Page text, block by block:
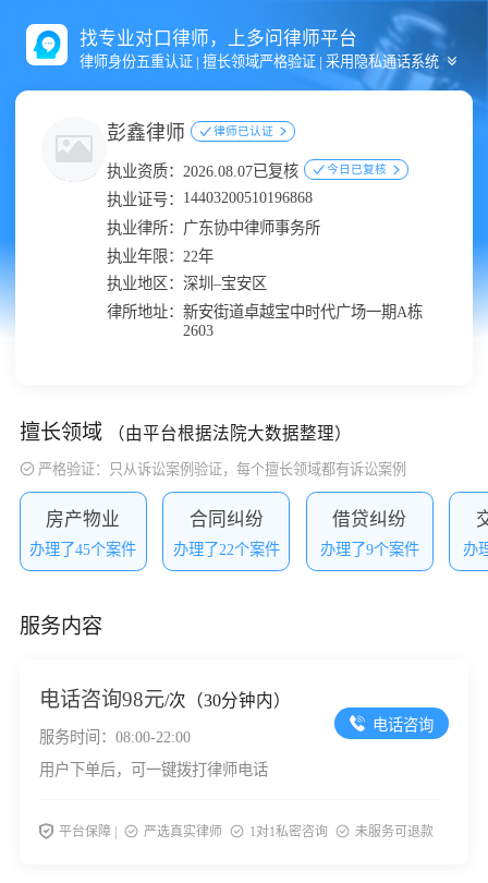
找专业对口律师，上多问律师平台
律师身份五重认证 | 擅长领域严格验证 | 采用隐私通话系统
彭鑫律师 律师已认证
执业资质： 2026.08.07已复核 今日已复核
执业证号： 14403200510196868
执业律所： 广东协中律师事务所
执业年限： 22年
执业地区： 深圳–宝安区
律所地址： 新安街道卓越宝中时代广场一期A栋
2603
擅长领域 （由平台根据法院大数据整理）
严格验证：只从诉讼案例验证，每个擅长领域都有诉讼案例
房产物业
办理了45个案件
合同纠纷
办理了22个案件
借贷纠纷
办理了9个案件 办
服务内容
电话咨询98元/次（30分钟内）
服务时间：08:00-22:00
用户下单后，可一键拨打律师电话
平台保障 | 严选真实律师 1对1私密咨询 未服务可退款
电话咨询